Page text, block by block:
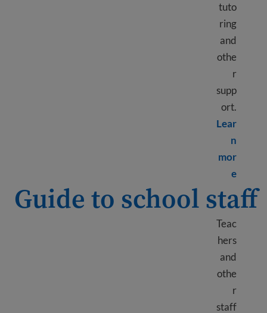
tuto
ring
and
othe
r
supp
ort.
Lear
n
mor
e
Learn more about Help your child in school
Guide to school staff
Teac
hers
and
othe
r
staff